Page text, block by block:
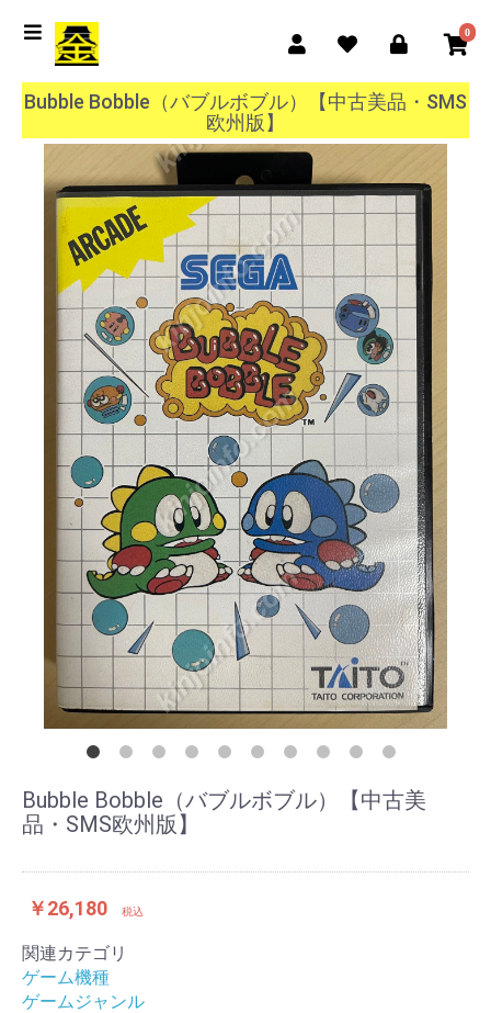
0
Bubble Bobble（バブルボブル）【中古美品・SMS
欧州版】
Bubble Bobble（バブルボブル）【中古美
品・SMS欧州版】
￥26,180 税込
関連カテゴリ
ゲーム機種
ゲームジャンル